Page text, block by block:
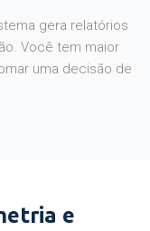
gera relatórios
Você tem maior
uma decisão de
e